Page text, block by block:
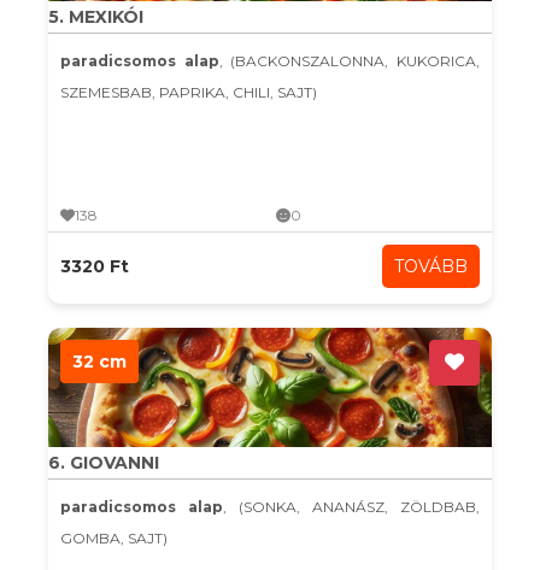
5. MEXIKÓI
paradicsomos alap, (BACKONSZALONNA, KUKORICA,
SZEMESBAB, PAPRIKA, CHILI, SAJT)
138 0
3320 Ft TOVÁBB
32 cm
6. GIOVANNI
paradicsomos alap, (SONKA, ANANÁSZ, ZÖLDBAB,
GOMBA, SAJT)